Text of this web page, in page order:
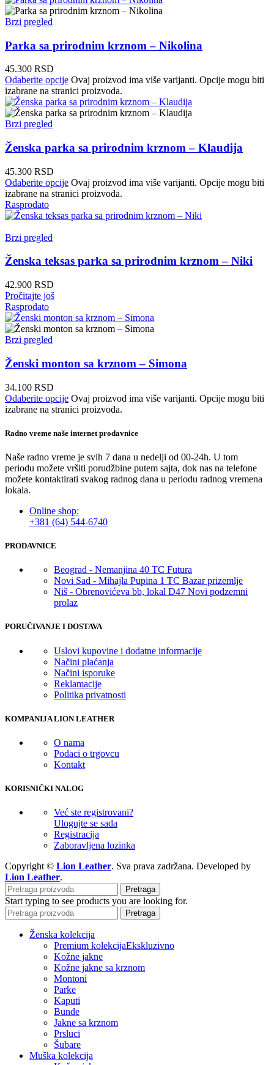
Brzi pregled
Parka sa prirodnim krznom – Nikolina
45.300 RSD
Odaberite opcije Ovaj proizvod ima više varijanti. Opcije mogu biti
izabrane na stranici proizvoda.
Brzi pregled
Ženska parka sa prirodnim krznom – Klaudija
45.300 RSD
Odaberite opcije Ovaj proizvod ima više varijanti. Opcije mogu biti
izabrane na stranici proizvoda.
Rasprodato
Brzi pregled
Ženska teksas parka sa prirodnim krznom – Niki
42.900 RSD
Pročitajte još
Rasprodato
Brzi pregled
Ženski monton sa krznom – Simona
34.100 RSD
Odaberite opcije Ovaj proizvod ima više varijanti. Opcije mogu biti
izabrane na stranici proizvoda.
Radno vreme naše internet prodavnice
Naše radno vreme je svih 7 dana u nedelji od 00-24h. U tom
periodu možete vršiti porudžbine putem sajta, dok nas na telefone
možete kontaktirati svakog radnog dana u periodu radnog vremena
lokala.
Online shop:
+381 (64) 544-6740
PRODAVNICE
Beograd - Nemanjina 40 TC Futura
Novi Sad - Mihajla Pupina 1 TC Bazar prizemlje
Niš - Obrenovićeva bb, lokal D47 Novi podzemni
prolaz
PORUČIVANJE I DOSTAVA
Uslovi kupovine i dodatne informacije
Načini plaćanja
Načini isporuke
Reklamacije
Politika privatnosti
KOMPANIJA LION LEATHER
O nama
Podaci o trgovcu
Kontakt
KORISNIČKI NALOG
Već ste registrovani?
Ulogujte se sada
Registracija
Zaboravljena lozinka
Copyright © Lion Leather. Sva prava zadržana. Developed by
Lion Leather.
Pretraga
Start typing to see products you are looking for.
Pretraga
Ženska kolekcija
Premium kolekcijaEkskluzivno
Kožne jakne
Kožne jakne sa krznom
Montoni
Parke
Kaputi
Bunde
Jakne sa krznom
Prsluci
Šubare
Muška kolekcija